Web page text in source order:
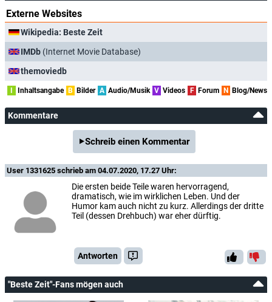
Externe Websites
Wikipedia: Beste Zeit
IMDb (Internet Movie Database)
themoviedb
Inhaltsangabe B Bilder A Audio/Musik V Videos F Forum N Blog/News
Kommentare
Schreib einen Kommentar
User 1331625 schrieb am 04.07.2020, 17.27 Uhr:
Die ersten beide Teile waren hervorragend,
dramatisch, wie im wirklichen Leben. Und der
Humor kam auch nicht zu kurz. Allerdings der dritte
Teil (dessen Drehbuch) war eher dürftig.
Antworten
"Beste Zeit"-Fans mögen auch